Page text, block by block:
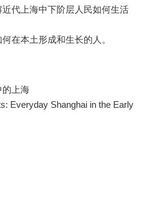
代上海中下阶层人民如何生活
的上海
Everyday Shanghai in the Early